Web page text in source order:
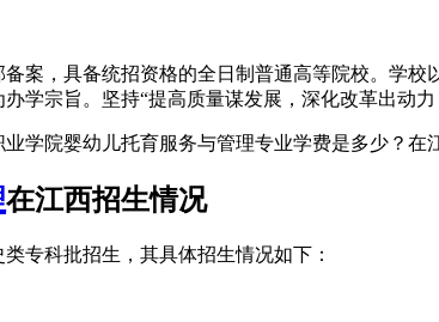
案，具备统招资格的全日制普通高等院校。学
学宗旨。坚持“提高质量谋发展，深化改革出动
在江西招生情况
专科批招生，其具体招生情况如下：